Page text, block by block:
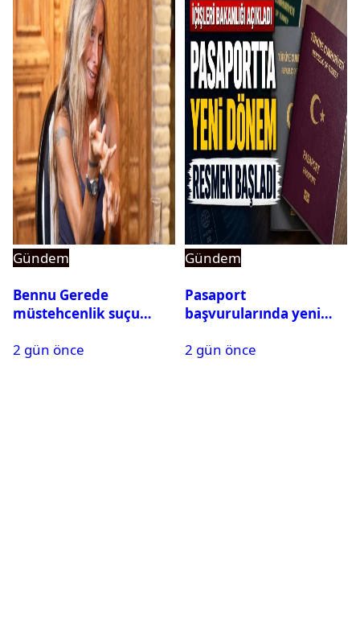
Gündem
Bennu Gerede
müstehcenlik suçu
alındı
2 gün önce
Gündem
Pasaport
başvurularında yeni
2 gün önce